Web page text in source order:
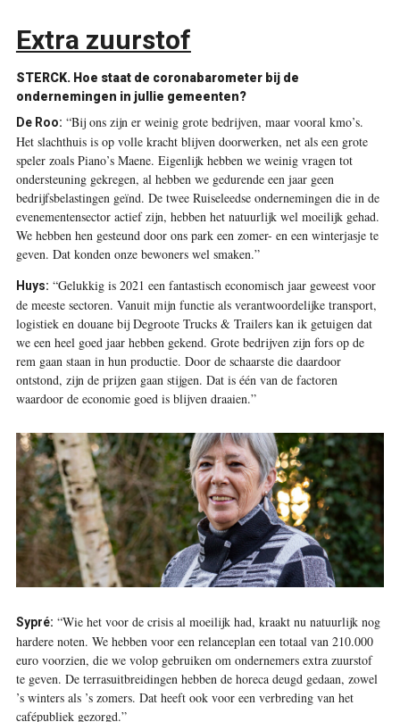
Extra zuurstof
STERCK. Hoe staat de coronabarometer bij de
ondernemingen in jullie gemeenten?
De Roo: “Bij ons zijn er weinig grote bedrijven, maar vooral kmo’s.
Het slachthuis is op volle kracht blijven doorwerken, net als een grote
speler zoals Piano’s Maene. Eigenlijk hebben we weinig vragen tot
ondersteuning gekregen, al hebben we gedurende een jaar geen
bedrijfsbelastingen geïnd. De twee Ruiseleedse ondernemingen die in de
evenementensector actief zijn, hebben het natuurlijk wel moeilijk gehad.
We hebben hen gesteund door ons park een zomer- en een winterjasje te
geven. Dat konden onze bewoners wel smaken.”
Huys: “Gelukkig is 2021 een fantastisch economisch jaar geweest voor
de meeste sectoren. Vanuit mijn functie als verantwoordelijke transport,
logistiek en douane bij Degroote Trucks & Trailers kan ik getuigen dat
we een heel goed jaar hebben gekend. Grote bedrijven zijn fors op de
rem gaan staan in hun productie. Door de schaarste die daardoor
ontstond, zijn de prijzen gaan stijgen. Dat is één van de factoren
waardoor de economie goed is blijven draaien.”
Sypré: “Wie het voor de crisis al moeilijk had, kraakt nu natuurlijk nog
hardere noten. We hebben voor een relanceplan een totaal van 210.000
euro voorzien, die we volop gebruiken om ondernemers extra zuurstof
te geven. De terrasuitbreidingen hebben de horeca deugd gedaan, zowel
’s winters als ’s zomers. Dat heeft ook voor een verbreding van het
cafépubliek gezorgd.”